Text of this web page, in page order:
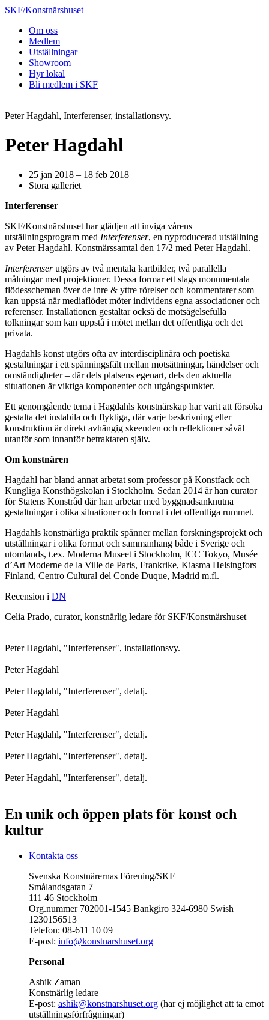
SKF/Konstnärshuset
Om oss
Medlem
Utställningar
Showroom
Hyr lokal
Bli medlem i SKF
Peter Hagdahl, Interferenser, installationsvy.
Peter Hagdahl
25 jan 2018 – 18 feb 2018
Stora galleriet
Interferenser
SKF/Konstnärshuset har glädjen att inviga vårens
utställningsprogram med Interferenser, en nyproducerad utställning
av Peter Hagdahl. Konstnärssamtal den 17/2 med Peter Hagdahl.
Interferenserutgörs av två mentala kartbilder, två parallella
målningar med projektioner. Dessa formar ett slags monumentala
flödesscheman över de inre & yttre rörelser och kommentarer som
kan uppstå när mediaflödet möter individens egna associationer och
referenser. Installationen gestaltar också de motsägelsefulla
tolkningar som kan uppstå i mötet mellan det offentliga och det
privata.
Hagdahls konst utgörs ofta av interdisciplinära och poetiska
gestaltningar i ett spänningsfält mellan motsättningar, händelser och
omständigheter – där dels platsens egenart, dels den aktuella
situationen är viktiga komponenter och utgångspunkter.
Ett genomgående tema i Hagdahls konstnärskap har varit att försöka
gestalta det instabila och flyktiga, där varje beskrivning eller
konstruktion är direkt avhängig skeenden och reflektioner såväl
utanför som innanför betraktaren själv.
Om konstnären
Hagdahl har bland annat arbetat som professor på Konstfack och
Kungliga Konsthögskolan i Stockholm. Sedan 2014 är han curator
för Statens Konstråd där han arbetar med byggnadsanknutna
gestaltningar i olika situationer och format i det offentliga rummet.
Hagdahls konstnärliga praktik spänner mellan forskningsprojekt och
utställningar i olika format och sammanhang både i Sverige och
utomlands, t.ex. Moderna Museet i Stockholm, ICC Tokyo, Musée
d’Art Moderne de la Ville de Paris, Frankrike, Kiasma Helsingfors
Finland, Centro Cultural del Conde Duque, Madrid m.fl.
Recension i DN
Celia Prado, curator, konstnärlig ledare för SKF/Konstnärshuset
Peter Hagdahl, "Interferenser", installationsvy.
Peter Hagdahl
Peter Hagdahl, "Interferenser", detalj.
Peter Hagdahl
Peter Hagdahl, "Interferenser", detalj.
Peter Hagdahl, "Interferenser", detalj.
Peter Hagdahl, "Interferenser", detalj.
En unik och öppen plats för konst och
kultur
Kontakta oss
Svenska Konstnärernas Förening/SKF
Smålandsgatan 7
111 46 Stockholm
Org.nummer 702001-1545 Bankgiro 324-6980 Swish
1230156513
Telefon: 08-611 10 09
E-post: info@konstnarshuset.org
Personal
Ashik Zaman
Konstnärlig ledare
E-post: ashik@konstnarshuset.org (har ej möjlighet att ta emot
utställningsförfrågningar)